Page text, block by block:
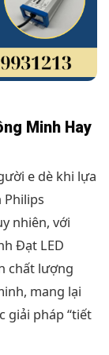
Minh Hay
e dè khi lựa
Philips
nhiên, với
Đạt LED
chất lượng
mang lại
giải pháp “tiết